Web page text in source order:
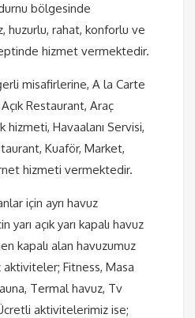
bölgesinde
huzurlu, rahat, konforlu ve
hizmet vermektedir.
misafirlerine, A la Carte
Restaurant, Araç
hizmeti, Havaalanı Servisi,
Kuaför, Market,
hizmeti vermektedir.
için ayrı havuz
yarı açık yarı kapalı havuz
kapalı alan havuzumuz
aktiviteler; Fitness, Masa
Termal havuz, Tv
aktivitelerimiz ise;